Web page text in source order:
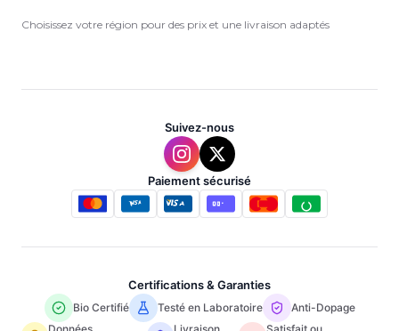
Choisissez votre région pour des prix et une livraison adaptés
Suivez-nous
Paiement sécurisé
Certifications & Garanties
Bio Certifié Testé en Laboratoire
Anti-Dopage